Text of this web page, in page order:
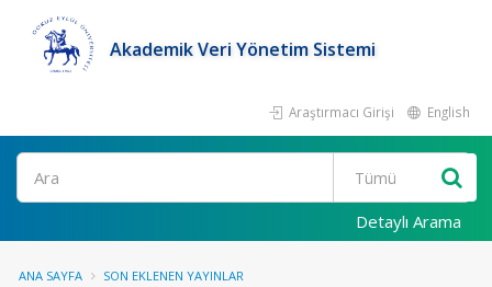
Akademik Veri Yönetim Sistemi
Araştırmacı Girişi English
Ara
Detaylı Arama
ANA SAYFA SON EKLENEN YAYINLAR